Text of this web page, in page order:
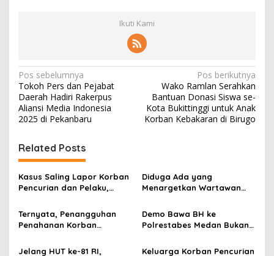
Ikuti Kami
N
a
v
i
g
a
s
i
p
o
s
Pos sebelumnya
Tokoh Pers dan Pejabat
Daerah Hadiri Rakerpus
Aliansi Media Indonesia
2025 di Pekanbaru
Pos berikutnya
Wako Ramlan Serahkan
Bantuan Donasi Siswa se-
Kota Bukittinggi untuk Anak
Korban Kebakaran di Birugo
Related Posts
Kasus Saling Lapor Korban
Pencurian dan Pelaku,
Nasution Minta
Kapolrestabes Medan
larut
Diduga Ada yang
Menargetkan Wartawan
Tersangka dan Dpo Karena
Membantu Polisi
Ternyata, Penangguhan
Penahanan Korban
di Polrestabes Medan
Demo Bawa BH ke
Polrestabes Medan Bukan
Pun, Melainkan Simbol Kritik
Jelang HUT ke-81 RI,
Keluarga Korban Pencurian